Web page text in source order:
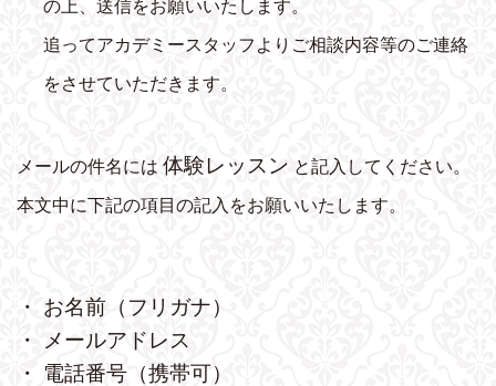
の上、送信をお願いいたします。
追ってアカデミースタッフよりご相談内容等のご連絡
をさせていただきます。
メールの件名には 体験レッスン と記入してください。
本文中に下記の項目の記入をお願いいたします。
・ お名前（フリガナ）
・ メールアドレス
・ 電話番号（携帯可）